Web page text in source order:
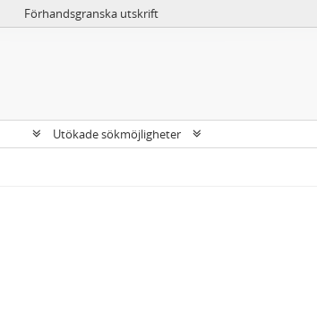
Förhandsgranska utskrift
Utökade sökmöjligheter